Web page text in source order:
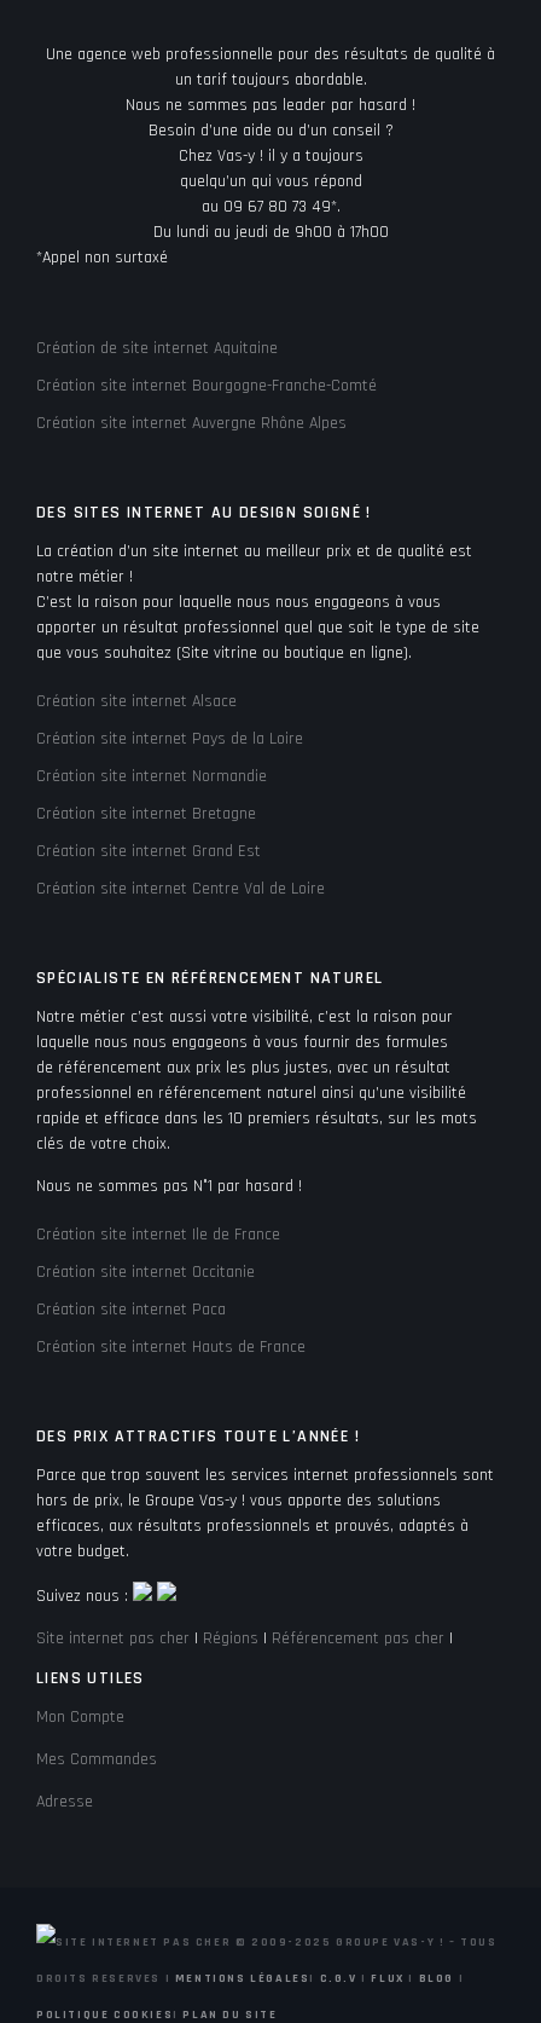
Une agence web professionnelle pour des résultats de qualité à
un tarif toujours abordable.
Nous ne sommes pas leader par hasard !
Besoin d’une aide ou d’un conseil ?
Chez Vas-y ! il y a toujours
quelqu’un qui vous répond
au 09 67 80 73 49*.
Du lundi au jeudi de 9h00 à 17h00
*Appel non surtaxé
Création de site internet Aquitaine
Création site internet Bourgogne-Franche-Comté
Création site internet Auvergne Rhône Alpes
DES SITES INTERNET AU DESIGN SOIGNÉ !
La création d’un site internet au meilleur prix et de qualité est
notre métier !
C’est la raison pour laquelle nous nous engageons à vous
apporter un résultat professionnel quel que soit le type de site
que vous souhaitez (Site vitrine ou boutique en ligne).
Création site internet Alsace
Création site internet Pays de la Loire
Création site internet Normandie
Création site internet Bretagne
Création site internet Grand Est
Création site internet Centre Val de Loire
SPÉCIALISTE EN RÉFÉRENCEMENT NATUREL
Notre métier c’est aussi votre visibilité, c’est la raison pour
laquelle nous nous engageons à vous fournir des formules
de référencement aux prix les plus justes, avec un résultat
professionnel en référencement naturel ainsi qu’une visibilité
rapide et efficace dans les 10 premiers résultats, sur les mots
clés de votre choix.
Nous ne sommes pas N°1 par hasard !
Création site internet Ile de France
Création site internet Occitanie
Création site internet Paca
Création site internet Hauts de France
DES PRIX ATTRACTIFS TOUTE L’ANNÉE !
Parce que trop souvent les services internet professionnels sont
hors de prix, le Groupe Vas-y ! vous apporte des solutions
efficaces, aux résultats professionnels et prouvés, adaptés à
votre budget.
Suivez nous :
Site internet pas cher | Régions | Référencement pas cher |
LIENS UTILES
Mon Compte
Mes Commandes
Adresse
© 2009-2025 GROUPE VAS-Y ! – TOUS
DROITS RESERVES | MENTIONS LÉGALES | C.G.V |FLUX | BLOG |
POLITIQUE COOKIES |PLAN DU SITE